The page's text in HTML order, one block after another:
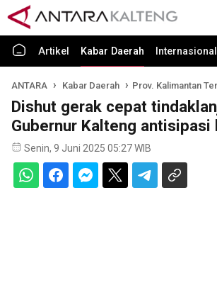
Artikel Kabar Daerah Internasional
ANTARA Kabar Daerah Prov. Kalimantan
Dishut gerak cepat
Gubernur Kalteng antisipasi
Senin, 9 Juni 2025 05:27 WIB